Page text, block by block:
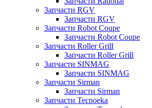
Запчасти RGV
Запчасти RGV
Запчасти Robot Coupe
Запчасти Robot Coupe
Запчасти Roller Grill
Запчасти Roller Grill
Запчасти SINMAG
Запчасти SINMAG
Запчасти Sirman
Запчасти Sirman
Запчасти Tecnoeka